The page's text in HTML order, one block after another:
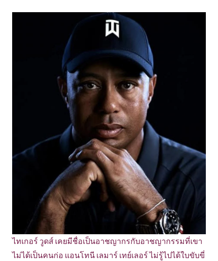
ไทเกอร์ วูดส์ เคยมีชื่อเป็นอาชญากรกับอาชญากรรมที่เขา
ไม่ได้เป็นคนก่อ แอนโทนี เลมาร์ เทย์เลอร์ ไม่รู้ไปได้ใบขับขี่